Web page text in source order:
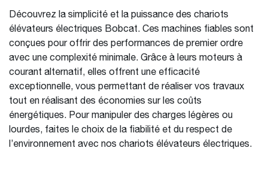
Découvrez la simplicité et la puissance des chariots
élévateurs électriques Bobcat. Ces machines fiables sont
conçues pour offrir des performances de premier ordre
avec une complexité minimale. Grâce à leurs moteurs à
courant alternatif, elles offrent une efficacité
exceptionnelle, vous permettant de réaliser vos travaux
tout en réalisant des économies sur les coûts
énergétiques. Pour manipuler des charges légères ou
lourdes, faites le choix de la fiabilité et du respect de
l’environnement avec nos chariots élévateurs électriques.